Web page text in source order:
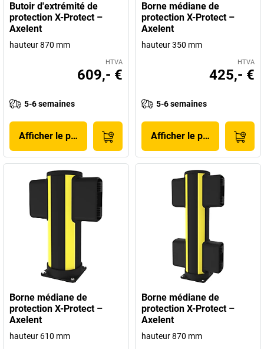
Butoir d'extrémité de
protection X-Protect –
Axelent
hauteur 870 mm
HTVA
609,- €
5-6 semaines
Afficher le produit
Borne médiane de
protection X-Protect –
Axelent
hauteur 350 mm
HTVA
425,- €
5-6 semaines
Afficher le produit
Borne médiane de
protection X-Protect –
Axelent
hauteur 610 mm
Borne médiane de
protection X-Protect –
Axelent
hauteur 870 mm